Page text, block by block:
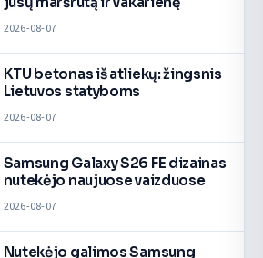
2026-08-07
KTU betonas iš atliekų: žingsnis
Lietuvos statyboms
2026-08-07
Samsung Galaxy S26 FE dizainas
nutekėjo naujuose vaizduose
2026-08-07
Nutekėjo galimos Samsung